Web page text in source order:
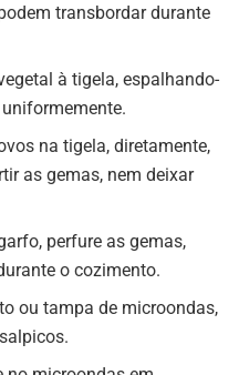
transbordar durante
à tigela, espalhando-
na tigela, diretamente,
as gemas, nem deixar
perfure as gemas,
o cozimento.
ou tampa de microondas,